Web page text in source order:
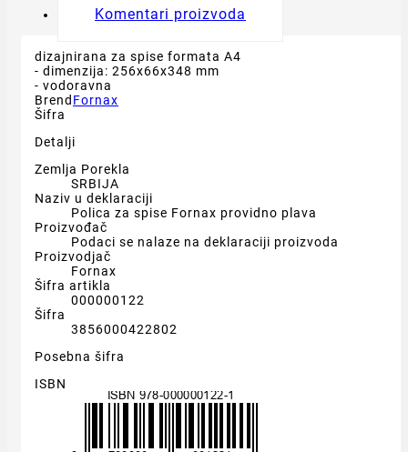
Komentari proizvoda
dizajnirana za spise formata A4
- dimenzija: 256x66x348 mm
- vodoravna
Brend Fornax
Šifra
Detalji
Zemlja Porekla
SRBIJA
Naziv u deklaraciji
Polica za spise Fornax providno plava
Proizvođač
Podaci se nalaze na deklaraciji proizvoda
Proizvodjač
Fornax
Šifra artikla
000000122
Šifra
3856000422802
Posebna šifra
ISBN